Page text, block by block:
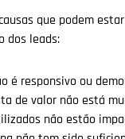
que podem
dos leads:
é responsivo ou
de valor não está
não estão